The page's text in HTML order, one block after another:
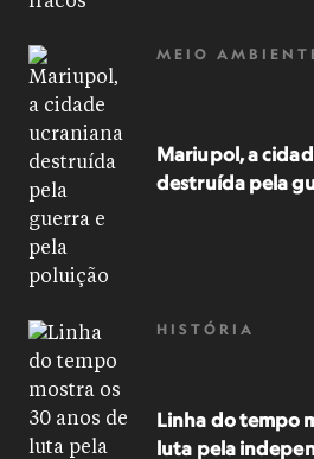
MEIO
Mariupol, a
destruída pela
HISTÓRIA
Linha do tempo
luta pela